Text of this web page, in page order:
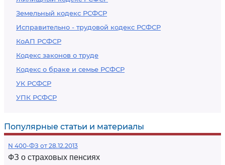
Земельный кодекс РСФСР
Исправительно - трудовой кодекс РСФСР
КоАП РСФСР
Кодекс законов о труде
Кодекс о браке и семье РСФСР
УК РСФСР
УПК РСФСР
Популярные статьи и материалы
N 400-ФЗ от 28.12.2013
ФЗ о страховых пенсиях